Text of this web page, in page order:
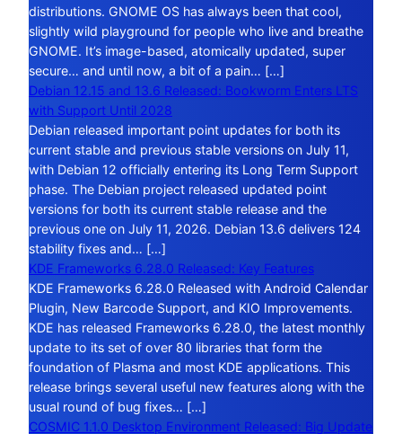
distributions. GNOME OS has always been that cool,
slightly wild playground for people who live and breathe
GNOME. It’s image-based, atomically updated, super
secure… and until now, a bit of a pain… […]
Debian 12.15 and 13.6 Released: Bookworm Enters LTS
with Support Until 2028
Debian released important point updates for both its
current stable and previous stable versions on July 11,
with Debian 12 officially entering its Long Term Support
phase. The Debian project released updated point
versions for both its current stable release and the
previous one on July 11, 2026. Debian 13.6 delivers 124
stability fixes and… […]
KDE Frameworks 6.28.0 Released: Key Features
KDE Frameworks 6.28.0 Released with Android Calendar
Plugin, New Barcode Support, and KIO Improvements.
KDE has released Frameworks 6.28.0, the latest monthly
update to its set of over 80 libraries that form the
foundation of Plasma and most KDE applications. This
release brings several useful new features along with the
usual round of bug fixes… […]
COSMIC 1.1.0 Desktop Environment Released: Big Update